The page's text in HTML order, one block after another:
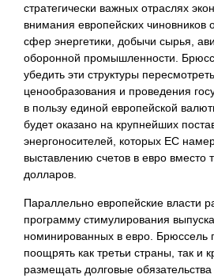
стратегически важных отраслях
внимания европейских чиновников
сфер энергетики, добычи сырья,
оборонной промышленности.
убедить эти структуры
ценообразования и проведения
в пользу единой европейской
будет оказано на крупнейших
энергоносителей, которых ЕС
выставлению счетов в евро вместо
долларов.
Параллельно европейские власти
программу стимулирования
номинированных в евро. Брюссель
поощрять как третьи страны, так и
размещать долговые